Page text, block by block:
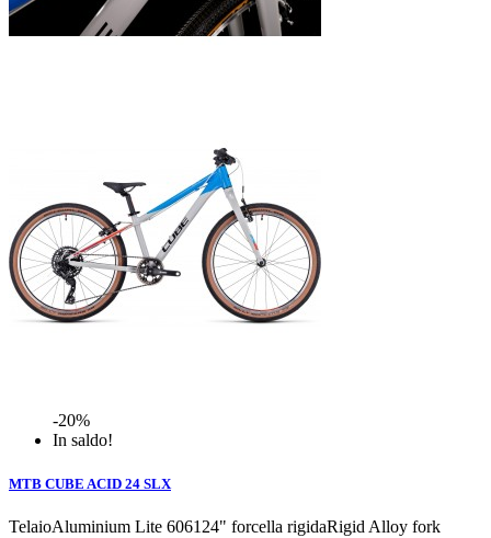
-20%
In saldo!
MTB CUBE ACID 24 SLX
TelaioAluminium Lite 606124" forcella rigidaRigid Alloy fork